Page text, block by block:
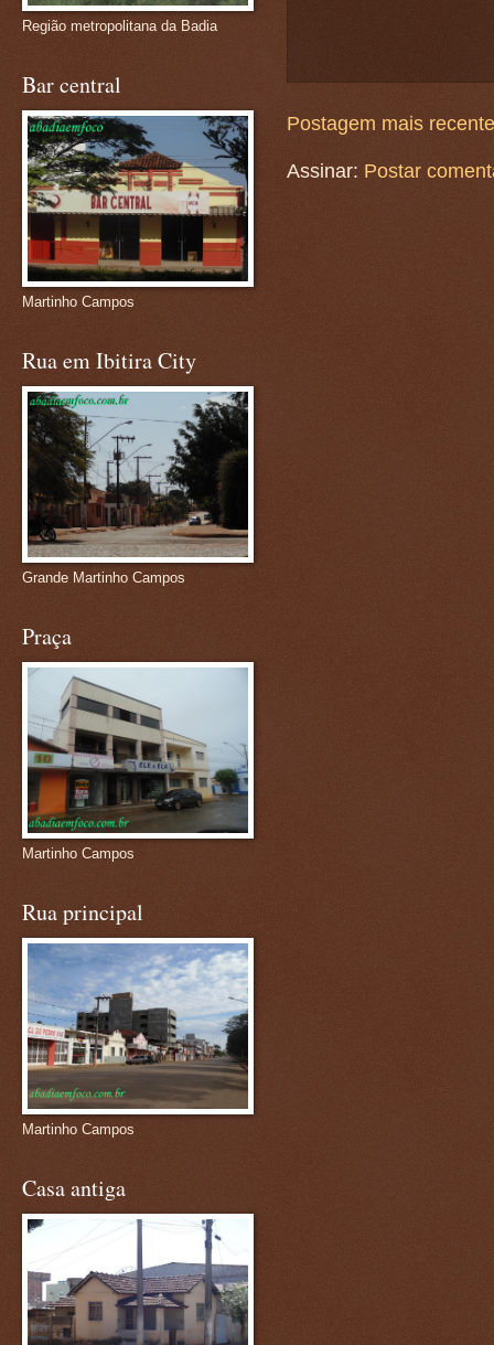
Postagem mais recente
Assinar: Postar
Região metropolitana da Badia
Bar central
Martinho Campos
Rua em Ibitira City
Grande Martinho Campos
Praça
Martinho Campos
Rua principal
Martinho Campos
Casa antiga